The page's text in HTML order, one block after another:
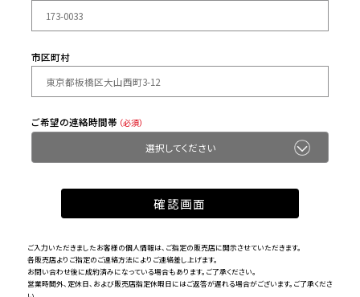
市区町村
ご希望の連絡時間帯 （必須）
ご入力いただきましたお客様の個人情報は、ご指定の販売店に開示させていただきます。
各販売店よりご指定のご連絡方法によりご連絡差し上げます。
お問い合わせ後に成約済みになっている場合もあります。ご了承ください。
営業時間外、定休日、および販売店指定休暇日にはご返答が遅れる場合がございます。ご了承くださ